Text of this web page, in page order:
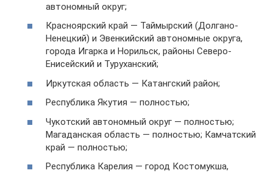
автономный округ;
Красноярский край — Таймырский (Долгано-
Ненецкий) и Эвенкийский автономные округа,
города Игарка и Норильск, районы Северо-
Енисейский и Туруханский;
Иркутская область — Катангский район;
Республика Якутия — полностью;
Чукотский автономный округ — полностью;
Магаданская область — полностью; Камчатский
край — полностью;
Республика Карелия — город Костомукша,